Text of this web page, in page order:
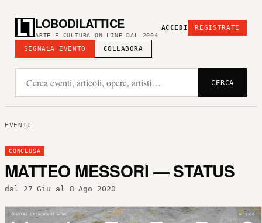
LOBODILATTICE
ARTE E CULTURA ON LINE DAL 2004
SEGNALA EVENTO COLLABORA
ACCEDI REGISTRATI
CERCA
EVENTI
CONCLUSA
MATTEO MESSORI — STATUS
dal 27 Giu al 8 Ago 2020